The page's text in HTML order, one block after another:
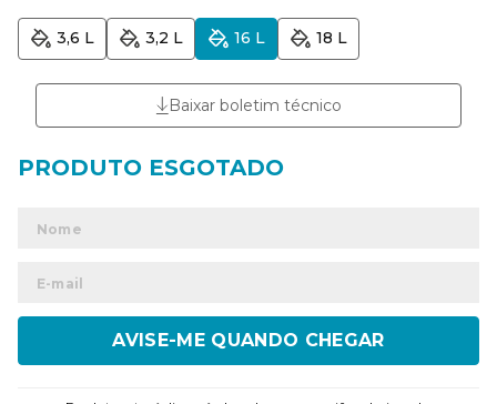
3,6 L 3,2 L 16 L 18 L
Baixar boletim técnico
ENVIAR